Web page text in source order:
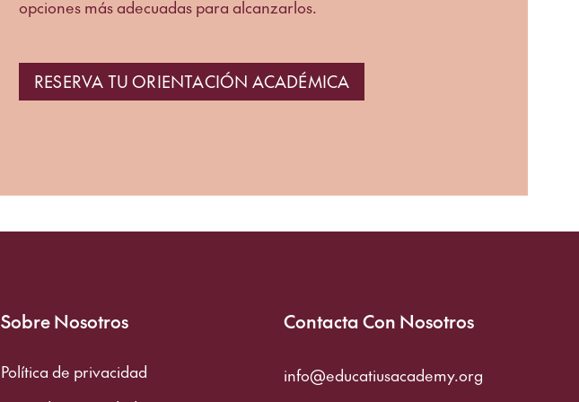
opciones más adecuadas para alcanzarlos.
RESERVA TU ORIENTACIÓN ACADÉMICA
Sobre Nosotros
Política de privacidad
Contacta Con Nosotros
info@educatiusacademy.org